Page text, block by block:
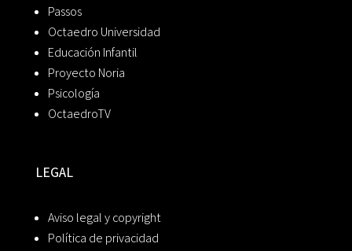
Passos
Octaedro Universidad
Educación Infantil
Proyecto Noria
Psicología
OctaedroTV
LEGAL
Aviso legal y copyright
Política de privacidad